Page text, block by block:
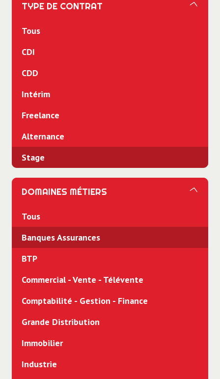
TYPE DE CONTRAT
Tous
CDI
CDD
Intérim
Freelance
Alternance
Stage
DOMAINES MÉTIERS
Tous
Banques Assurances
BTP
Commercial - Vente - Télévente
Comptabilité - Gestion - Finance
Grande Distribution
Immobilier
Industrie